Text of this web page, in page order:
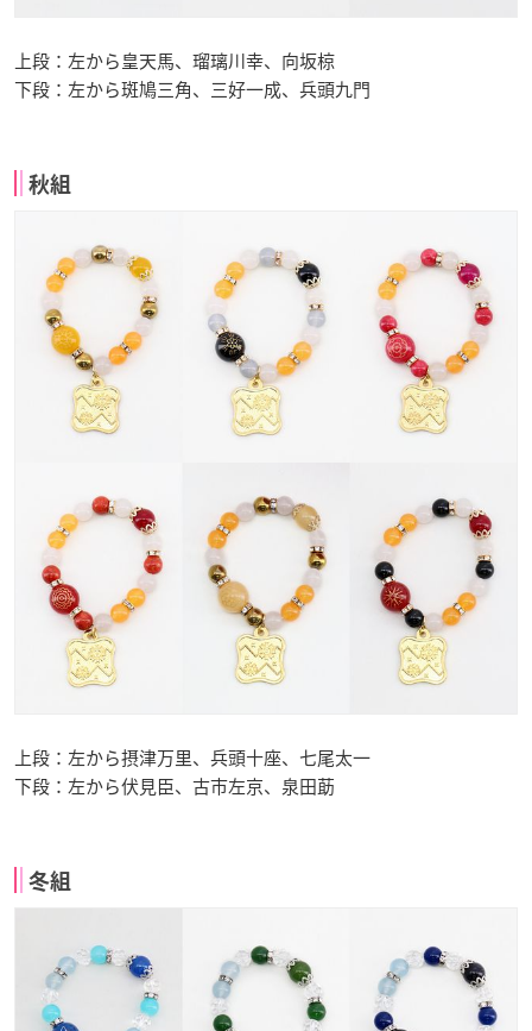
上段：左から皇天馬、瑠璃川幸、向坂椋
下段：左から斑鳩三角、三好一成、兵頭九門
秋組
上段：左から摂津万里、兵頭十座、七尾太一
下段：左から伏見臣、古市左京、泉田莇
冬組